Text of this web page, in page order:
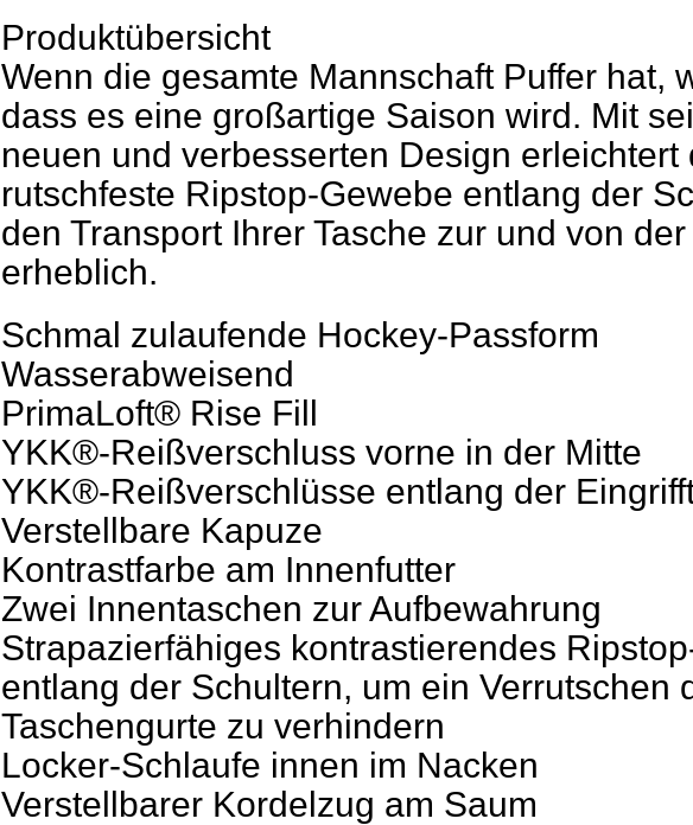
Produktübersicht
Wenn die gesamte Mannschaft Puffer hat,
dass es eine großartige Saison wird. Mit
neuen und verbesserten Design erleichtert
rutschfeste Ripstop-Gewebe entlang der
den Transport Ihrer Tasche zur und von
erheblich.
Schmal zulaufende Hockey-Passform
Wasserabweisend
PrimaLoft® Rise Fill
YKK®-Reißverschluss vorne in der Mitte
YKK®-Reißverschlüsse entlang der
Verstellbare Kapuze
Kontrastfarbe am Innenfutter
Zwei Innentaschen zur Aufbewahrung
Strapazierfähiges kontrastierendes
entlang der Schultern, um ein Verrutschen
Taschengurte zu verhindern
Locker-Schlaufe innen im Nacken
Verstellbarer Kordelzug am Saum